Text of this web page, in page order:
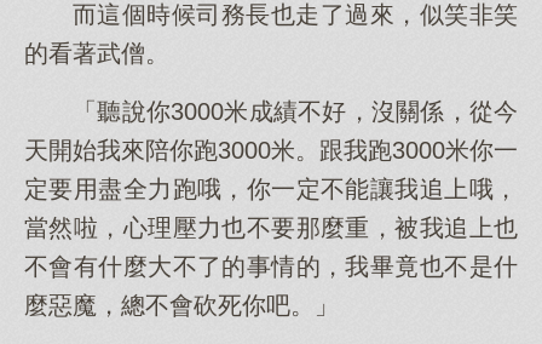
而這個時候司務長也走了過來，似笑非笑
的看著武僧。
「聽說你3000米成績不好，沒關係，從今
天開始我來陪你跑3000米。跟我跑3000米你一
定要用盡全力跑哦，你一定不能讓我追上哦，
當然啦，心理壓力也不要那麼重，被我追上也
不會有什麼大不了的事情的，我畢竟也不是什
麼惡魔，總不會砍死你吧。」